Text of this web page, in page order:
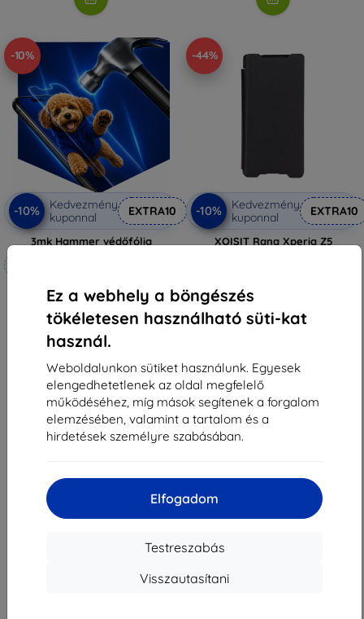
Ez a webhely a böngészés
tökéletesen használható süti-kat
használ.
Weboldalunkon sütiket használunk. Egyesek
elengedhetetlenek az oldal megfelelő
működéséhez, míg mások segítenek a forgalom
elemzésében, valamint a tartalom és a
hirdetések személyre szabásában.
Elfogadom
Testreszabás
Visszautasítani
-10%
-10%
Kedvezmény
kuponnal
EXTRA10
3mk Hammer védőfólia
6 990 Ft
6 291 Ft
Raktáron 4 darab
-44%
-10%
Kedvezmény
kuponnal
EXTRA10
XQISIT Rana Xperia Z5
8 091 Ft
Utolsó darab raktáron
Összes találat6.